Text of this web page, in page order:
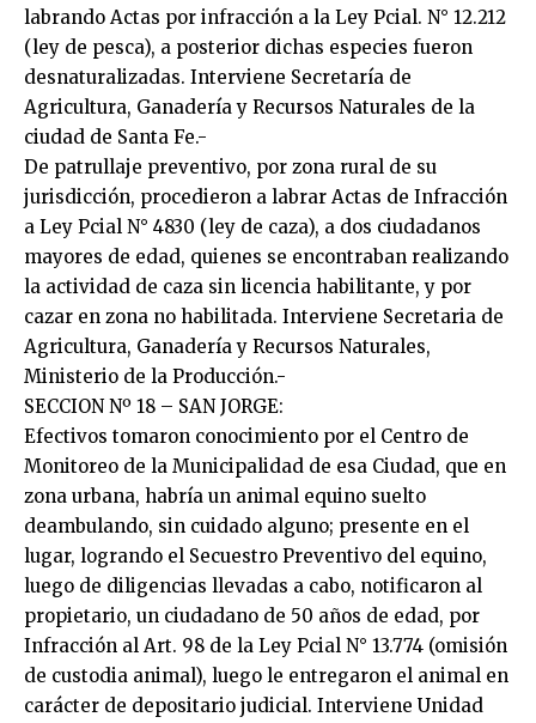
labrando Actas por infracción a la Ley Pcial. N° 12.212
(ley de pesca), a posterior dichas especies fueron
desnaturalizadas. Interviene Secretaría de
Agricultura, Ganadería y Recursos Naturales de la
ciudad de Santa Fe.-
De patrullaje preventivo, por zona rural de su
jurisdicción, procedieron a labrar Actas de Infracción
a Ley Pcial N° 4830 (ley de caza), a dos ciudadanos
mayores de edad, quienes se encontraban realizando
la actividad de caza sin licencia habilitante, y por
cazar en zona no habilitada. Interviene Secretaria de
Agricultura, Ganadería y Recursos Naturales,
Ministerio de la Producción.-
SECCION Nº 18 – SAN JORGE:
Efectivos tomaron conocimiento por el Centro de
Monitoreo de la Municipalidad de esa Ciudad, que en
zona urbana, habría un animal equino suelto
deambulando, sin cuidado alguno; presente en el
lugar, logrando el Secuestro Preventivo del equino,
luego de diligencias llevadas a cabo, notificaron al
propietario, un ciudadano de 50 años de edad, por
Infracción al Art. 98 de la Ley Pcial N° 13.774 (omisión
de custodia animal), luego le entregaron el animal en
carácter de depositario judicial. Interviene Unidad